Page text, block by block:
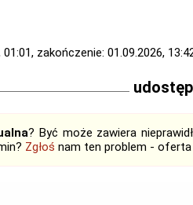
zakończenie: 01.09.2026,
? Być może zawiera
Zgłoś nam ten problem -